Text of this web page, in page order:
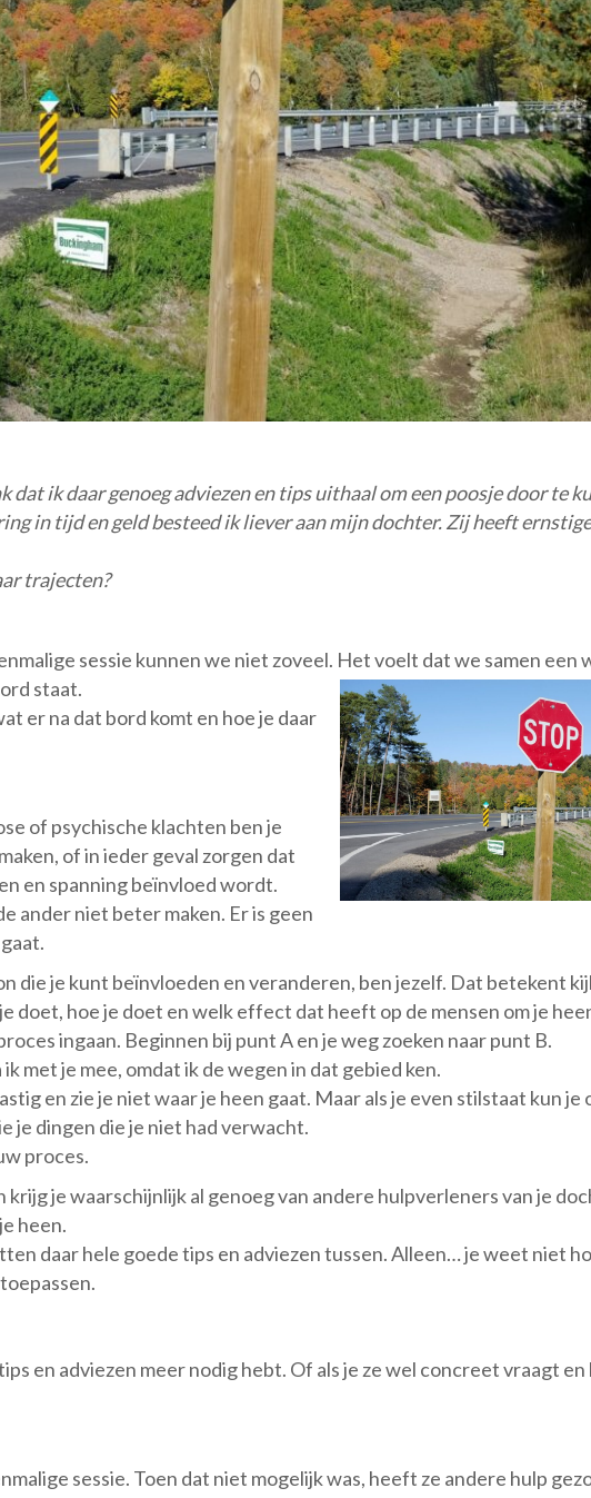
dat ik daar genoeg adviezen en tips uithaal om een poosje door te
in tijd en geld besteed ik liever aan mijn dochter. Zij heeft ernstige
trajecten?
sessie kunnen we niet zoveel. Het voelt dat we samen een
staat.
er na dat bord komt en hoe je daar
of psychische klachten ben je
of in ieder geval zorgen dat
en spanning beïnvloed wordt.
ander niet beter maken. Er is geen
die je kunt beïnvloeden en veranderen, ben jezelf. Dat betekent
doet, hoe je doet en welk effect dat heeft op de mensen om je
ingaan. Beginnen bij punt A en je weg zoeken naar punt B.
ik met je mee, omdat ik de wegen in dat gebied ken.
en zie je niet waar je heen gaat. Maar als je even stilstaat kun je
je dingen die je niet had verwacht.
proces.
krijg je waarschijnlijk al genoeg van andere hulpverleners van je
heen.
daar hele goede tips en adviezen tussen. Alleen… je weet niet
en adviezen meer nodig hebt. Of als je ze wel concreet vraagt en
sessie. Toen dat niet mogelijk was, heeft ze andere hulp